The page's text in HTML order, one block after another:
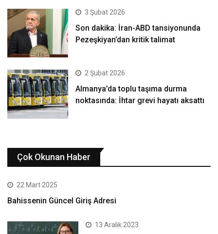
3 Şubat 2026
Son dakika: İran-ABD tansiyonunda
Pezeşkiyan’dan kritik talimat
2 Şubat 2026
Almanya’da toplu taşıma durma
noktasında: İhtar grevi hayatı aksattı
Çok Okunan Haber
22 Mart 2025
Bahissenin Güncel Giriş Adresi
13 Aralık 2023